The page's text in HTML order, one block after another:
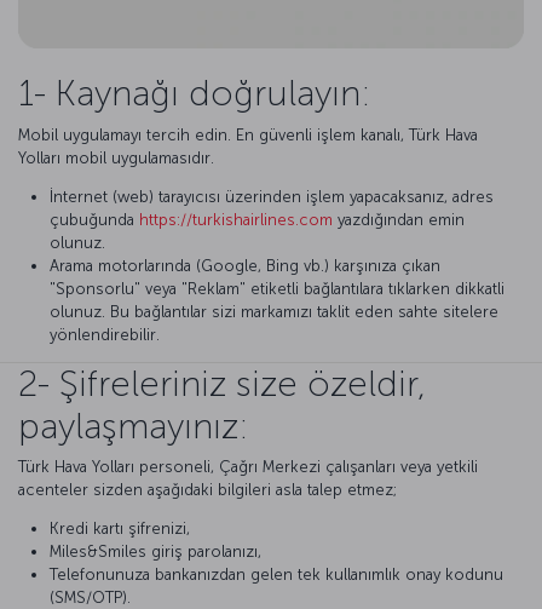
1- Kaynağı doğrulayın:
Mobil uygulamayı tercih edin. En güvenli işlem kanalı, Türk Hava
Yolları mobil uygulamasıdır.
İnternet (web) tarayıcısı üzerinden işlem yapacaksanız, adres
çubuğunda https://turkishairlines.com yazdığından emin
olunuz.
Arama motorlarında (Google, Bing vb.) karşınıza çıkan
"Sponsorlu" veya "Reklam" etiketli bağlantılara tıklarken dikkatli
olunuz. Bu bağlantılar sizi markamızı taklit eden sahte sitelere
yönlendirebilir.
2- Şifreleriniz size özeldir,
paylaşmayınız:
Türk Hava Yolları personeli, Çağrı Merkezi çalışanları veya yetkili
acenteler sizden aşağıdaki bilgileri asla talep etmez;
Kredi kartı şifrenizi,
Miles&Smiles giriş parolanızı,
Telefonunuza bankanızdan gelen tek kullanımlık onay kodunu
(SMS/OTP).